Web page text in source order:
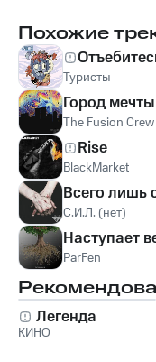
Похожие
Туристы
Город мечты
The Fusion Crew
Rise
BlackMarket
Всего лишь
С.И.Л. (нет)
Наступает
ParFen
Легенда
КИНО